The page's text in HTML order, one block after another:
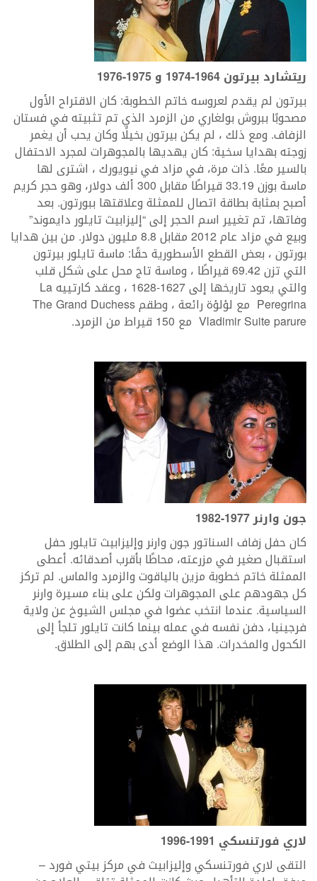
ريتشارد بيرتون 1964-1974 و 1975-1976
بيرتون لم يقدم لعروسه خاتم الخطوبة: كان الاقتراح الأول
مصحوبًا ببروش بولغاري من الزمرد الذي تم تثبيته في فستان
الزفاف. ومع ذلك ، لم يكن بيرتون بخيلًا وكان يحب أن يغمر
زوجته بهدايا سخية: كان يهديها بالمجوهرات لمجرد الاحتفال
بالسير معًا. ذات مرة، في مزاد في نيويورك ، اشترى لها
ماسة بوزن 33.19 قيراطًا مقابل 300 ألف دولار، وهو حجر كريم
أصبح بمثابة بطاقة اتصال للممثلة وعلاقتها ببورتون. بعد
وفاتها، تم تغيير اسم الحجر إلى “إليزابيث تايلور دايموند”
وبيع في مزاد عام 2012 مقابل 8.8 مليون دولار. من بين هدايا
بورتون ، بعض القطع الأسطورية حقًا: ماسة تايلور بيرتون
التي تزن 69.42 قيراطًا ، وماسة تاج محل على شكل قلب
والتي يعود تاريخها إلى 1627-1628 ، وعقد كارتييه La
Peregrina مع لؤلؤة رائعة ، وطقم The Grand Duchess
Vladimir Suite parure مع 150 قيراط من الزمرد.
جون وارنر 1977-1982
كان حفل زفاف السناتور جون وارنر وإليزابيث تايلور حفل
استقبال صغير في مزرعته، محاطًا بأقرب أصدقائه. أعطى
الممثلة خاتم خطوبة مزين بالياقوت والزمرد والماس. لم تركز
كل جهودهم على المجوهرات ولكن على بناء مسيرة وارنر
السياسية. عندما انتخب عضوا في مجلس الشيوخ عن ولاية
فرجينيا، دفن نفسه في عمله بينما كانت تايلور تلجأ إلى
الكحول والمخدرات. هذا الوضع أدى بهم إلى الطلاق.
لاري فورتنسكي 1991-1996
التقى لاري فورتنسكي وإليزابيث في مركز بيتي فورد –